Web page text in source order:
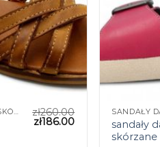
SANDAŁY DAMSKIE SKÓRZANE zł260.00
zł186.00
sandały
skórzane